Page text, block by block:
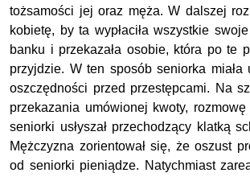
tożsamości jej oraz męża. W dalszej
kobietę, by ta wypłaciła wszystkie
banku i przekazała osobie, która po te
przyjdzie. W ten sposób seniorka miała
oszczędności przed przestępcami. Na
przekazania umówionej kwoty,
seniorki usłyszał przechodzący klatką
Mężczyzna zorientował się, że oszust
od seniorki pieniądze. Natychmiast